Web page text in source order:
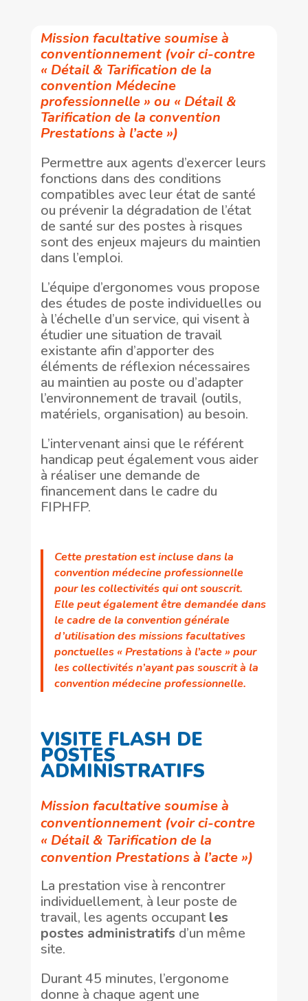
Mission facultative soumise à
conventionnement (voir ci-contre
« Détail & Tarification de la
convention Médecine
professionnelle » ou « Détail &
Tarification de la convention
Prestations à l’acte »)
Permettre aux agents d’exercer leurs
fonctions dans des conditions
compatibles avec leur état de santé
ou prévenir la dégradation de l’état
de santé sur des postes à risques
sont des enjeux majeurs du maintien
dans l’emploi.
L’équipe d’ergonomes vous propose
des études de poste individuelles ou
à l’échelle d’un service, qui visent à
étudier une situation de travail
existante afin d’apporter des
éléments de réflexion nécessaires
au maintien au poste ou d’adapter
l’environnement de travail (outils,
matériels, organisation) au besoin.
L’intervenant ainsi que le référent
handicap peut également vous aider
à réaliser une demande de
financement dans le cadre du
FIPHFP.
Cette prestation est incluse dans la
convention médecine professionnelle
pour les collectivités qui ont souscrit.
Elle peut également être demandée dans
le cadre de la convention générale
d’utilisation des missions facultatives
ponctuelles « Prestations à l’acte » pour
les collectivités n’ayant pas souscrit à la
convention médecine professionnelle.
VISITE FLASH DE
POSTES
ADMINISTRATIFS
Mission facultative soumise à
conventionnement (voir ci-contre
« Détail & Tarification de la
convention Prestations à l’acte »)
La prestation vise à rencontrer
individuellement, à leur poste de
travail, les agents occupantles
postes administratifs d’un même
site.
Durant 45 minutes, l’ergonome
donne à chaque agent une